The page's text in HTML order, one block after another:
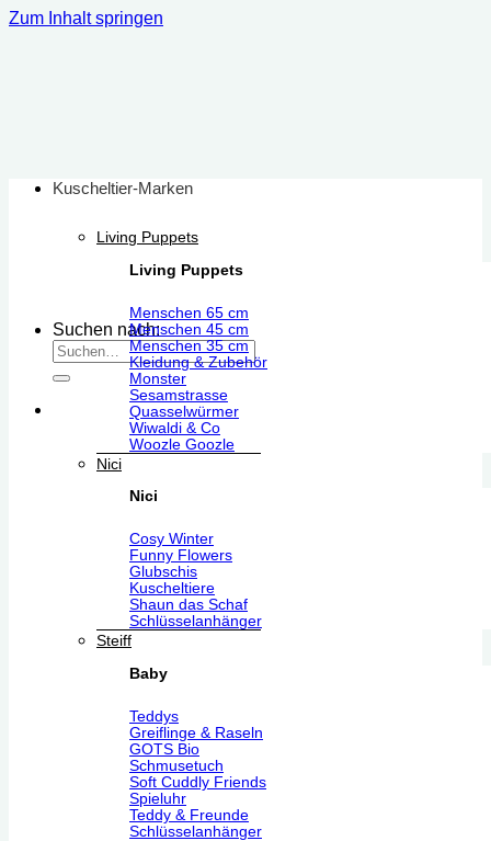
Zum Inhalt springen
Suchen nach:
Kuscheltier-Marken
Living Puppets
Living Puppets
Menschen 65 cm
Menschen 45 cm
Menschen 35 cm
Kleidung & Zubehör
Monster
Sesamstrasse
Quasselwürmer
Wiwaldi & Co
Woozle Goozle
Nici
Nici
Cosy Winter
Funny Flowers
Glubschis
Kuscheltiere
Shaun das Schaf
Schlüsselanhänger
Steiff
Baby
Teddys
Greiflinge & Raseln
GOTS Bio
Schmusetuch
Soft Cuddly Friends
Spieluhr
Teddy & Freunde
Schlüsselanhänger